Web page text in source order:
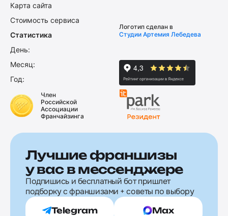
Карта сайта
Стоимость сервиса
Статистика
День:
Месяц:
Год:
Логотип сделан в
Студии Артемия Лебедева
Член
Российской
Ассоциации
Франчайзинга
Лучшие франшизы
у вас в мессенджере
Подпишись и бесплатный бот пришлет
подборку с франшизами + советы по выбору
Telegram Max